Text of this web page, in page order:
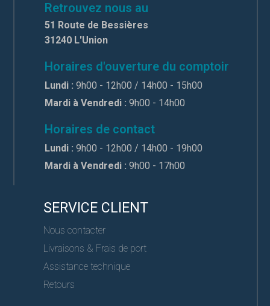
Retrouvez nous au
51 Route de Bessières
31240 L'Union
Horaires d'ouverture du comptoir
Lundi : 9h00 - 12h00 / 14h00 - 15h00
Mardi à Vendredi : 9h00 - 14h00
Horaires de contact
Lundi : 9h00 - 12h00 / 14h00 - 19h00
Mardi à Vendredi : 9h00 - 17h00
SERVICE CLIENT
Nous contacter
Livraisons & Frais de port
Assistance technique
Retours